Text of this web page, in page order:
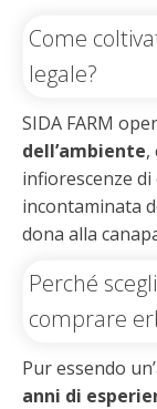
Come
legale?
SIDA FARM
dell’ambiente,
infiorescenze
incontaminata
dona alla
Perché
comprare
Pur essendo
anni di